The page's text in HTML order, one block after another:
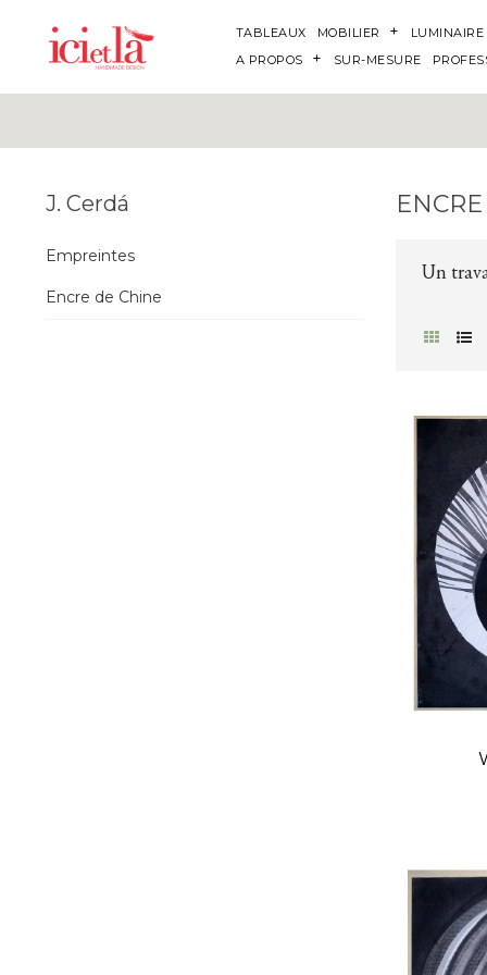
TABLEAUX MOBILIER
LUMINAIRE
A PROPOS
SUR-MESURE
J. Cerdá
Empreintes
Encre de Chine
Un